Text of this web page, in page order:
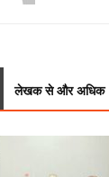
लेखक से और अधिक